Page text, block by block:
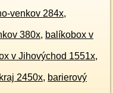
venkov 284x,
380x, balíkobox v
v Jihovýchod 1551x,
2450x, barierový